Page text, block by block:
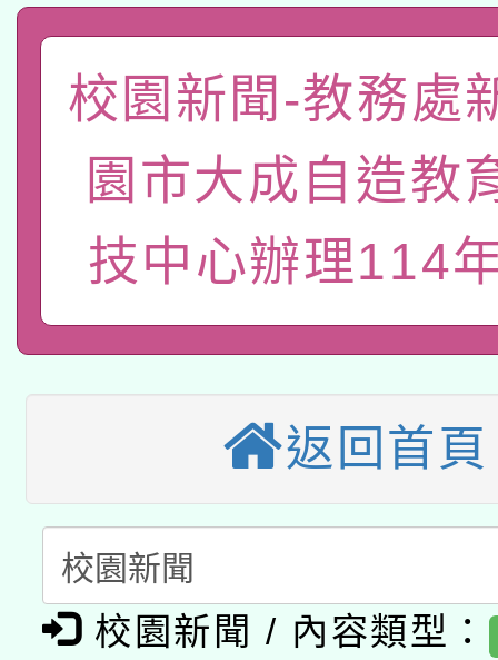
「數位內容與教學軟體
pilot」
有關大陸委員會函釋公
薪期間赴陸應申請許可
轉知經濟部水利署委託
業技術研究院辦理「
用水績優單位及節水達
動」
115年8月22日(星期六
桃園市孔廟祈福系列
開 智慧啟航」
2026年桃園地景藝術
適應運動共學行動站研
本館辦理115年度閱讀
科技賦能─人工智慧
礎課程
A3數位素養講師名單
「數位內容與教學軟體
有關大陸委員會函釋公
校園新聞-教務處
園市大成自造教
技中心辦理114
返回首頁
校園新聞 / 內容類型：